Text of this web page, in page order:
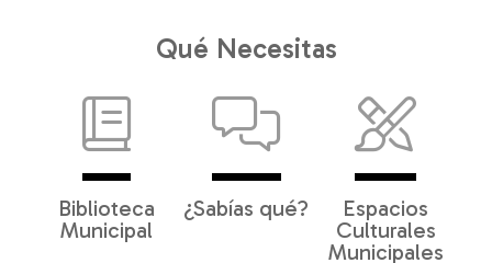
Qué Necesitas
Biblioteca
Municipal
¿Sabías qué?
Espacios
Culturales
Municipales